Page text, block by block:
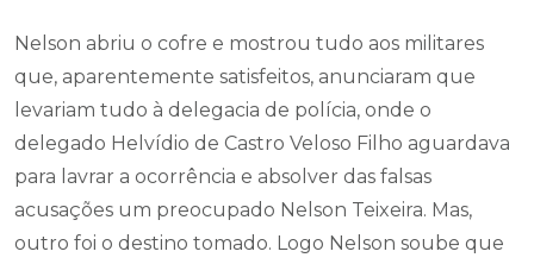
Nelson abriu o cofre e mostrou tudo aos militares
que, aparentemente satisfeitos, anunciaram que
levariam tudo à delegacia de polícia, onde o
delegado Helvídio de Castro Veloso Filho aguardava
para lavrar a ocorrência e absolver das falsas
acusações um preocupado Nelson Teixeira. Mas,
outro foi o destino tomado. Logo Nelson soube que